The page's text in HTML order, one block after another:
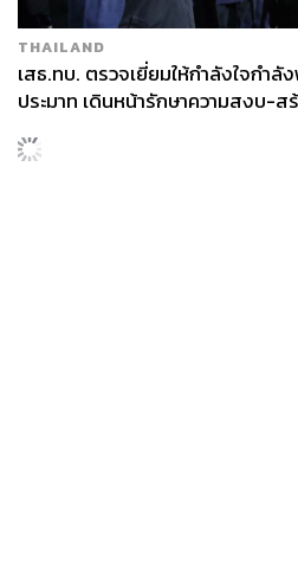
THAILAND
เสธ.ทบ. ตรวจเยี่ยมให้กำลังใจกำลั
ประมาท เดินหน้ารักษาความสงบ-